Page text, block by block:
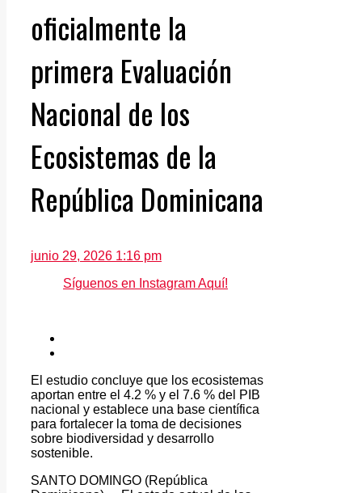
oficialmente la
primera Evaluación
Nacional de los
Ecosistemas de la
República Dominicana
junio 29, 2026 1:16 pm
Síguenos en Instagram Aquí!
El estudio concluye que los ecosistemas
aportan entre el 4.2 % y el 7.6 % del PIB
nacional y establece una base científica
para fortalecer la toma de decisiones
sobre biodiversidad y desarrollo
sostenible.
SANTO DOMINGO (República